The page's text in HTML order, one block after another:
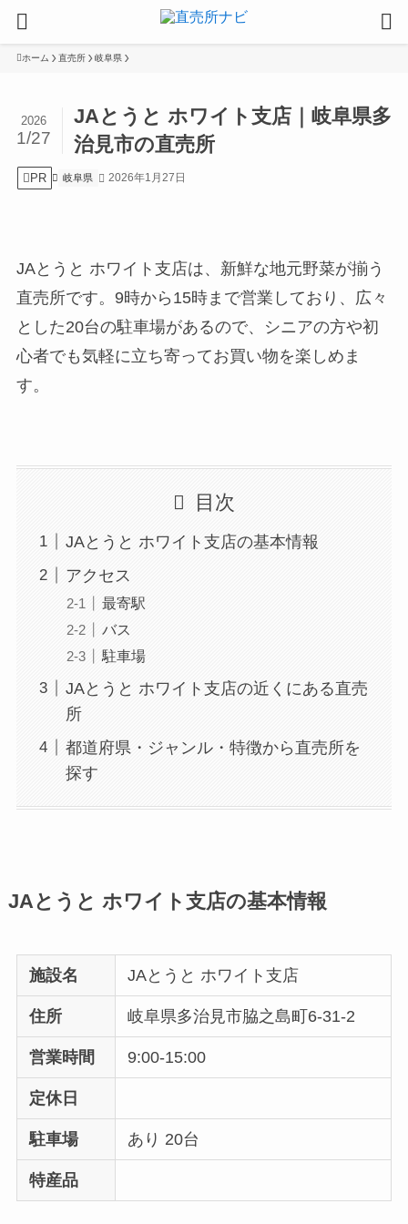
ホーム 直売所 岐阜県
JAとうと ホワイト支店｜岐阜県多
治見市の直売所
2026
1/27
PR 岐阜県 2026年1月27日
JAとうと ホワイト支店は、新鮮な地元野菜が揃う
直売所です。9時から15時まで営業しており、広々
とした20台の駐車場があるので、シニアの方や初
心者でも気軽に立ち寄ってお買い物を楽しめま
す。
目次
JAとうと ホワイト支店の基本情報
アクセス
最寄駅
バス
駐車場
JAとうと ホワイト支店の近くにある直売
所
都道府県・ジャンル・特徴から直売所を
探す
JAとうと ホワイト支店の基本情報
施設名 JAとうと ホワイト支店
住所 岐阜県多治見市脇之島町6-31-2
営業時間 9:00-15:00
定休日
駐車場 あり 20台
特産品